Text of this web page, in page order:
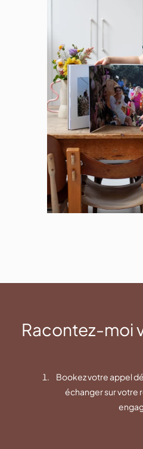
Racontez-moi
Bookez votre appel
échanger sur votre